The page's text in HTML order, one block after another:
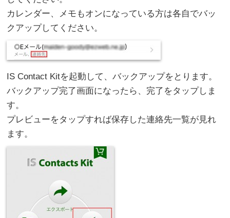
カレンダー、メモもオンになっている方は各自でバッ
クアップしてください。
IS Contact Kitを起動して、バックアップをとります。
バックアップ完了画面になったら、完了をタップしま
す。
プレビューをタップすれば保存した連絡先一覧が見れ
ます。